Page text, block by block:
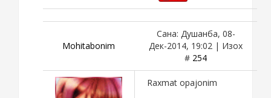
Mohitabonim
Сана: Душанба, 08-
Дек-2014, 19:02 | Изох
# 254
Raxmat opajonim